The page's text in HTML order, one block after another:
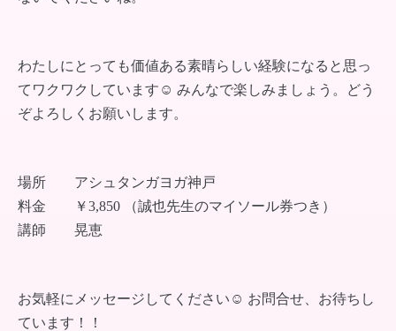
わたしにとっても価値ある素晴らしい経験になると思っ
てワクワクしています☺︎ みんなで楽しみましょう。どう
ぞよろしくお願いします。
場所 アシュタンガヨガ神戸
料金 ￥3,850 （誠也先生のマイソール券つき）
講師 晃恵
お気軽にメッセージしてください☺︎ お問合せ、お待ちし
ています！！